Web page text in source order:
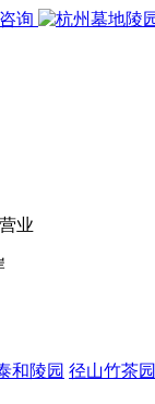
业
和陵园 径山竹茶园